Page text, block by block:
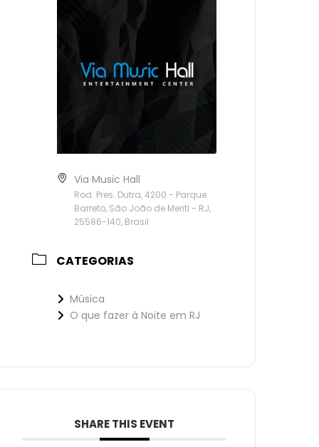
Via Music Hall
Rod. Pres. Dutra, 4200 - Parque
Barreto, São João de Meriti - RJ,
25586-140, Brasil
CATEGORIAS
Música
O que fazer à Noite em RJ
SHARE THIS EVENT